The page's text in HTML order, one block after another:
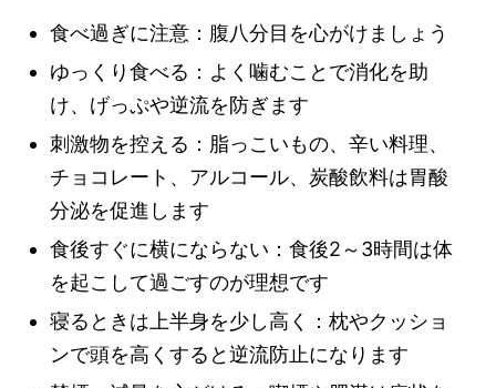
食べ過ぎに注意：腹八分目を心がけましょう
ゆっくり食べる：よく噛むことで消化を助
け、げっぷや逆流を防ぎます
刺激物を控える：脂っこいもの、辛い料理、
チョコレート、アルコール、炭酸飲料は胃酸
分泌を促進します
食後すぐに横にならない：食後2～3時間は体
を起こして過ごすのが理想です
寝るときは上半身を少し高く：枕やクッショ
ンで頭を高くすると逆流防止になります